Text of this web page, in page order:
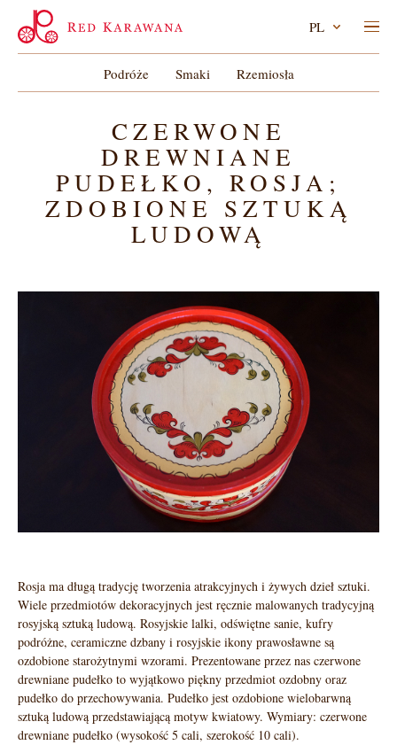
Podróże Smaki Rzemiosła
PL
CZERWONE
DREWNIANE
PUDEŁKO, ROSJA;
ZDOBIONE SZTUKĄ
LUDOWĄ
Rosja ma długą tradycję tworzenia atrakcyjnych i żywych dzieł sztuki.
Wiele przedmiotów dekoracyjnych jest ręcznie malowanych tradycyjną
rosyjską sztuką ludową. Rosyjskie lalki, odświętne sanie, kufry
podróżne, ceramiczne dzbany i rosyjskie ikony prawosławne są
ozdobione starożytnymi wzorami. Prezentowane przez nas czerwone
drewniane pudełko to wyjątkowo piękny przedmiot ozdobny oraz
pudełko do przechowywania. Pudełko jest ozdobione wielobarwną
sztuką ludową przedstawiającą motyw kwiatowy. Wymiary: czerwone
drewniane pudełko (wysokość 5 cali, szerokość 10 cali).